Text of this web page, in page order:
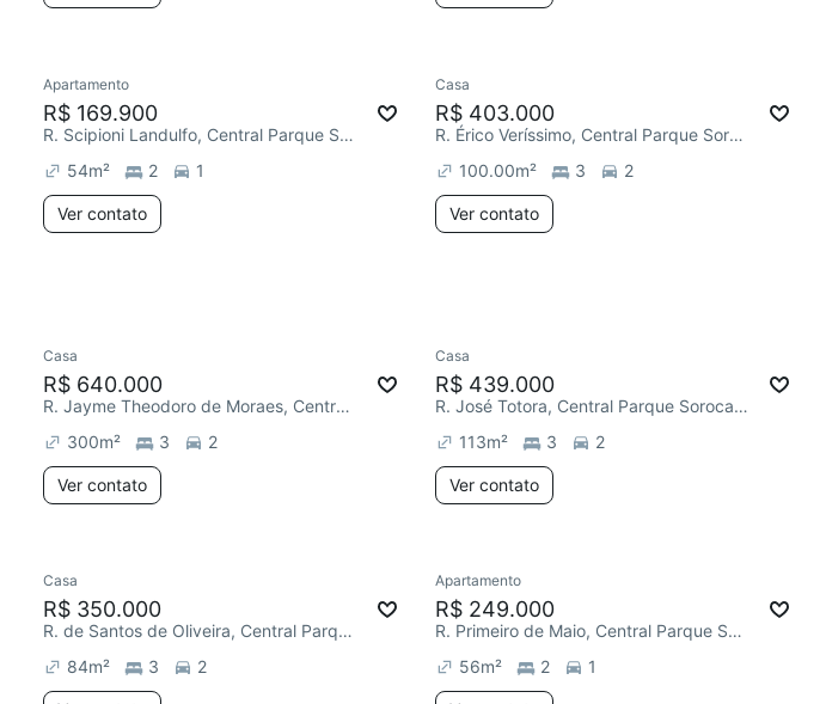
Apartamento
R$ 169.900
R. Scipioni Landulfo, Central Parque Sorocaba
54m² 2 1
Ver contato
Casa
R$ 403.000
R. Érico Veríssimo, Central Parque Sorocaba
100.00m² 3 2
Ver contato
Casa
R$ 640.000
R. Jayme Theodoro de Moraes, Central Parque Sorocaba
300m² 3 2
Ver contato
Casa
R$ 439.000
R. José Totora, Central Parque Sorocaba
113m² 3 2
Ver contato
Casa
R$ 350.000
R. de Santos de Oliveira, Central Parque Sorocaba
84m² 3 2
Apartamento
R$ 249.000
R. Primeiro de Maio, Central Parque Sorocaba
56m² 2 1